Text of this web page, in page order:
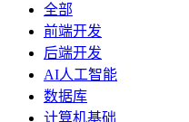
全部
前端开发
后端开发
AI人工智能
数据库
计算机基础